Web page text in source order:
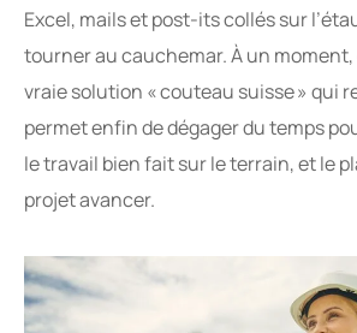
Excel, mails et post-its collés sur
tourner au cauchemar. À un moment,
vraie solution « couteau suisse » qui
permet enfin de dégager du temps
le travail bien fait sur le terrain, et le
projet avancer.